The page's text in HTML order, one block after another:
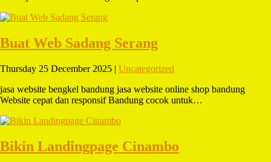
Buat Web Sadang Serang
Thursday 25 December 2025 | Uncategorized
jasa website bengkel bandung jasa website online shop bandung
Website cepat dan responsif Bandung cocok untuk…
Bikin Landingpage Cinambo